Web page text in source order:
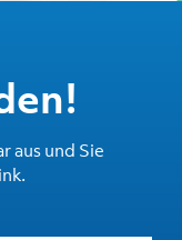
aus und Sie